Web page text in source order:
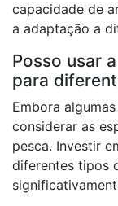
capacidade de
a adaptação a
Posso usar
para
Embora
considerar as
pesca. Investir
diferentes tipos